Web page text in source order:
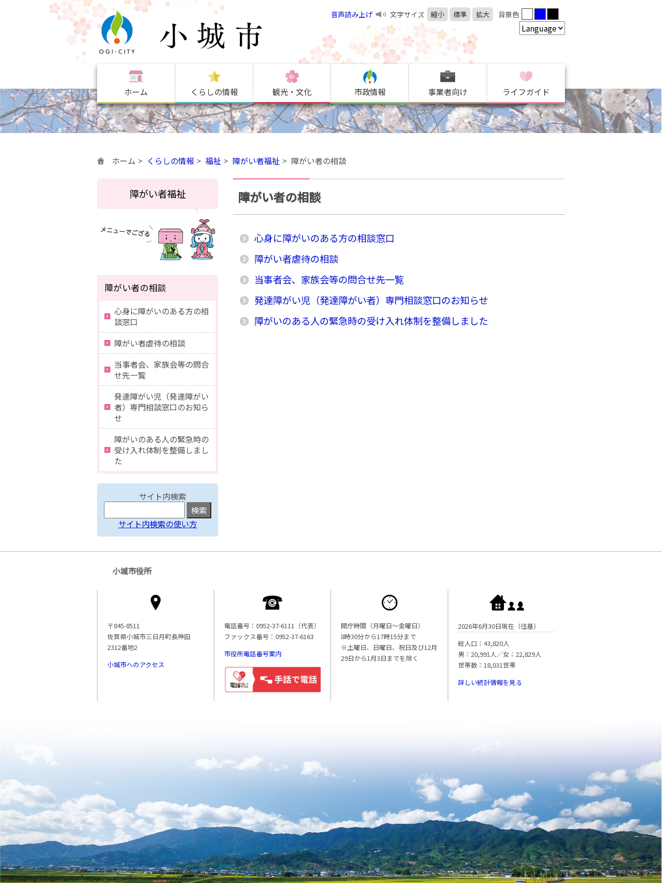
音声読み上げ 文字サイズ 縮小 標準 拡大 背景色
ホーム くらしの情報 観光・文化 市政情報 事業者向け ライフガイド
ホーム くらしの情報 福祉 障がい者福祉 障がい者の相談
障がい者の相談
心身に障がいのある方の相談窓口
障がい者虐待の相談
当事者会、家族会等の問合せ先一覧
発達障がい児（発達障がい者）専門相談窓口のお知らせ
障がいのある人の緊急時の受け入れ体制を整備しました
障がい者福祉
障がい者の相談
心身に障がいのある方の相
談窓口
障がい者虐待の相談
当事者会、家族会等の問合
せ先一覧
発達障がい児（発達障がい
者）専門相談窓口のお知ら
せ
障がいのある人の緊急時の
受け入れ体制を整備しまし
た
サイト内検索
サイト内検索の使い方
小城市役所
〒845-8511
佐賀県小城市三日月町長神田
2312番地2
小城市へのアクセス
電話番号：0952-37-6111（代表）
ファックス番号：0952-37-6163
市役所電話番号案内
開庁時間（月曜日〜金曜日）
8時30分から17時15分まで
※土曜日、日曜日、祝日及び12月
29日から1月3日までを除く
2026年6月30日現在（住基）
総人口：43,820人
男：20,991人／女：22,829人
世帯数：18,031世帯
詳しい統計情報を見る